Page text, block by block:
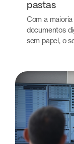
pastas
Com a
documentos
sem papel, o